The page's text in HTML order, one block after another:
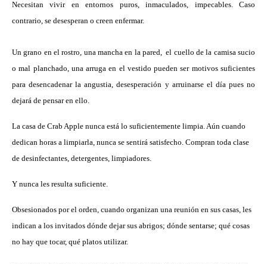
Necesitan vivir en entornos puros, inmaculados, impecables. Caso
contrario, se desesperan o creen enfermar.
Un grano en el rostro, una mancha en la pared, el cuello de la camisa sucio
o mal planchado, una arruga en el vestido pueden ser motivos suficientes
para desencadenar la angustia, desesperación y arruinarse el día pues no
dejará de pensar en ello.
La casa de Crab Apple nunca está lo suficientemente limpia. Aún cuando
dedican horas a limpiarla, nunca se sentirá satisfecho. Compran toda clase
de desinfectantes, detergentes, limpiadores.
Y nunca les resulta suficiente.
Obsesionados por el orden, cuando organizan una reunión en sus casas, les
indican a los invitados dónde dejar sus abrigos; dónde sentarse; qué cosas
no hay que tocar, qué platos utilizar.